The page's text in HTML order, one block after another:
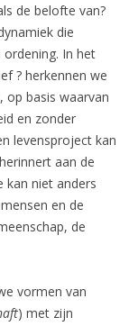
de belofte van?
die
In het
? herkennen we
op basis waarvan
en zonder
levensproject kan
aan de
kan niet anders
en de
de
vormen van
) met zijn